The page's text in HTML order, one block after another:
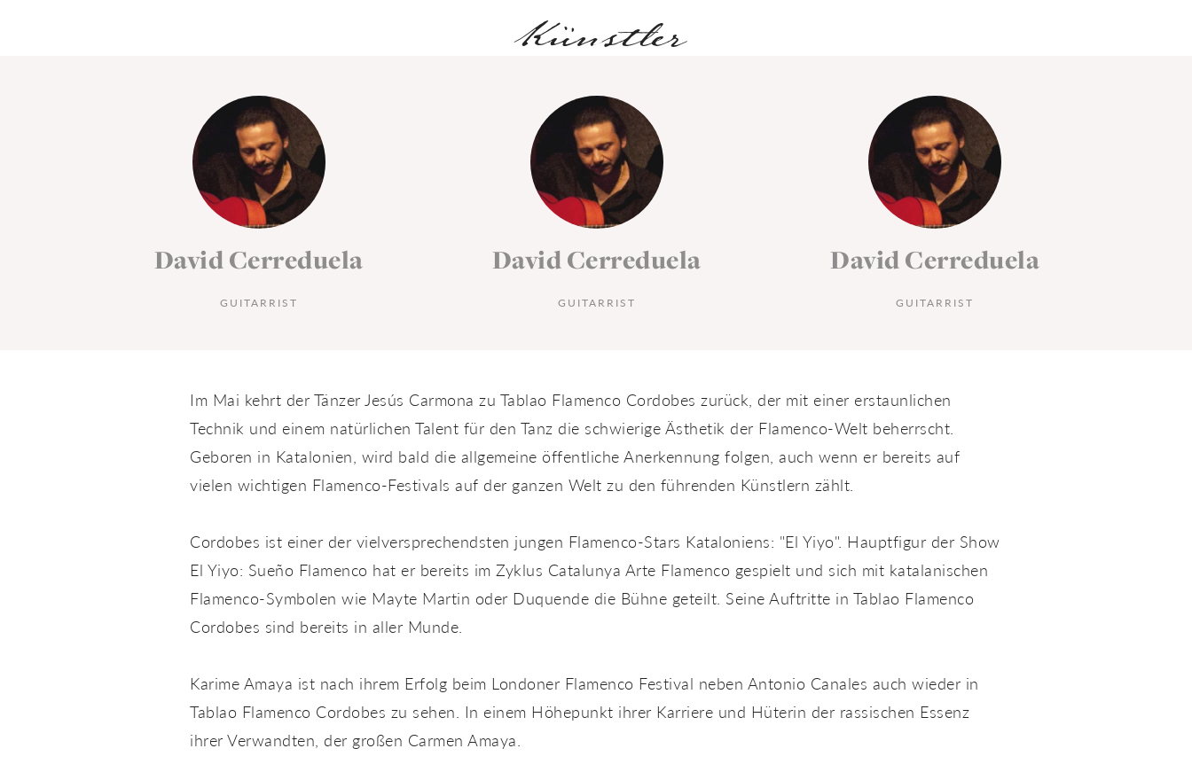
Künstler
David Cerreduela
GUITARRIST
David Cerreduela
GUITARRIST
David Cerreduela
GUITARRIST
Im Mai kehrt der Tänzer Jesús Carmona zu Tablao Flamenco Cordobes zurück, der mit einer erstaunlichen
Technik und einem natürlichen Talent für den Tanz die schwierige Ästhetik der Flamenco-Welt beherrscht.
Geboren in Katalonien, wird bald die allgemeine öffentliche Anerkennung folgen, auch wenn er bereits auf
vielen wichtigen Flamenco-Festivals auf der ganzen Welt zu den führenden Künstlern zählt.
Cordobes ist einer der vielversprechendsten jungen Flamenco-Stars Kataloniens: "El Yiyo". Hauptfigur der Show
El Yiyo: Sueño Flamenco hat er bereits im Zyklus Catalunya Arte Flamenco gespielt und sich mit katalanischen
Flamenco-Symbolen wie Mayte Martin oder Duquende die Bühne geteilt. Seine Auftritte in Tablao Flamenco
Cordobes sind bereits in aller Munde.
Karime Amaya ist nach ihrem Erfolg beim Londoner Flamenco Festival neben Antonio Canales auch wieder in
Tablao Flamenco Cordobes zu sehen. In einem Höhepunkt ihrer Karriere und Hüterin der rassischen Essenz
ihrer Verwandten, der großen Carmen Amaya.